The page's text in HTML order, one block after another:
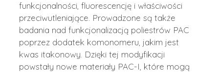
funkcjonalności, fluorescencję i właściwości
przeciwutleniające. Prowadzone są także
badania nad funkcjonalizacją poliestrów PAC
poprzez dodatek komonomeru, jakim jest
kwas itakonowy. Dzięki tej modyfikacji
powstały nowe materiały PAC-I, które mogą